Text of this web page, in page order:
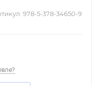
978-5-378-34650-9